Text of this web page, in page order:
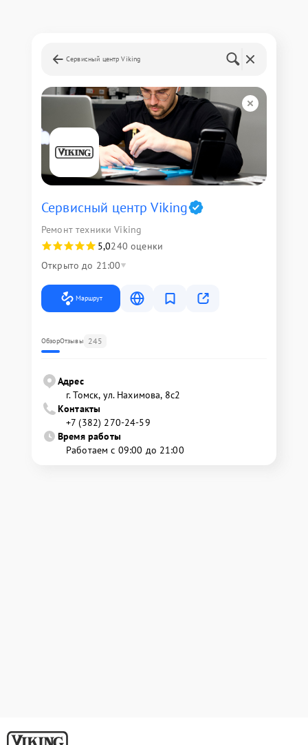
Сервисный центр Viking
Сервисный центр Viking
Ремонт техники Viking
5,0240 оценки
Открыто до 21:00
Маршрут
ОбзорОтзывы 245
Адрес
г. Томск, ул. Нахимова, 8с2
Контакты
+7 (382) 270-24-59
Время работы
Работаем с 09:00 до 21:00